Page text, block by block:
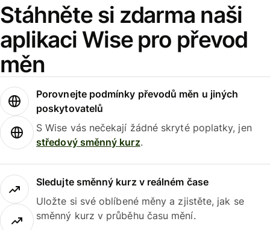
Stáhněte si zdarma naši
aplikaci Wise pro převod
měn
Porovnejte podmínky převodů měn u jiných
poskytovatelů
S Wise vás nečekají žádné skryté poplatky, jen
středový směnný kurz.
Sledujte směnný kurz v reálném čase
Uložte si své oblíbené měny a zjistěte, jak se
směnný kurz v průběhu času mění.